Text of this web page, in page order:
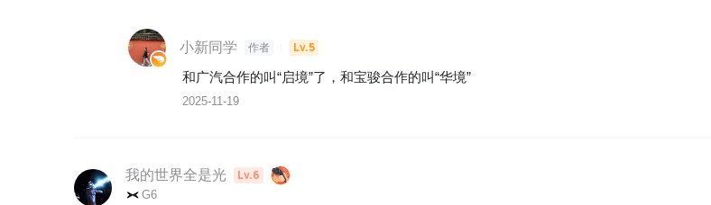
小新同学 作者
Lv.5
和广汽合作的叫“启境”了，和宝骏合作的叫“华境”
2025-11-19
我的世界全是光 Lv.6
G6